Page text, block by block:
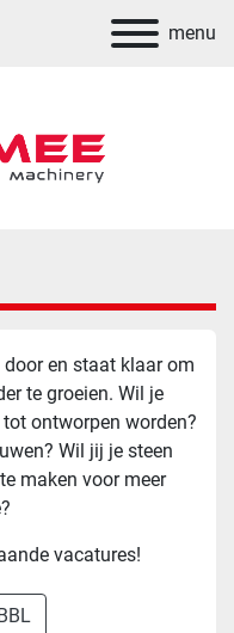
menu
en staat klaar om
te groeien. Wil je
ontworpen worden?
Wil jij je steen
maken voor meer
vacatures!